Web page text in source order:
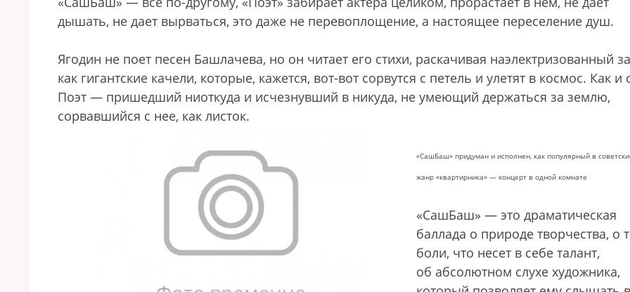
дышать, не дает вырваться, это даже не перевоплощение, а настоящее переселение душ.
Ягодин не поет песен Башлачева, но он читает его стихи, раскачивая наэлектризованный
как гигантские качели, которые, кажется, вот-вот сорвутся с петель и улетят в космос. Как и
Поэт — пришедший ниоткуда и исчезнувший в никуда, не умеющий держаться за землю,
сорвавшийся с нее, как листок.
«СашБаш» придуман и исполнен, как популярный в
жанр «квартирника» — концерт в одной комнате
«СашБаш» — это драматическая
баллада о природе творчества, о
боли, что несет в себе талант,
об абсолютном слухе художника,